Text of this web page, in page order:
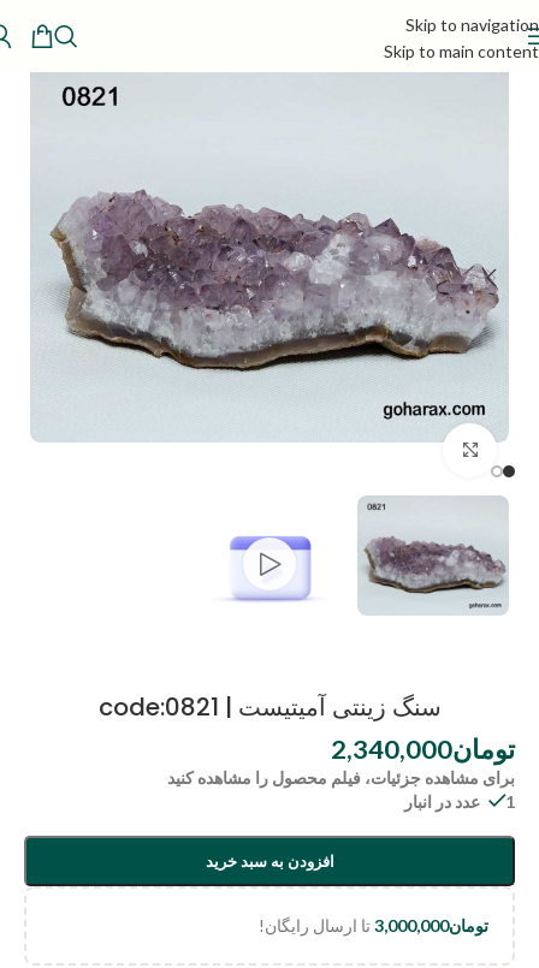
Skip to navigation
Skip to main content
سنگ زینتی آمیتیست | code:0821
تومان2,340,000
برای مشاهده جزئیات، فیلم محصول را مشاهده کنید
1 عدد در انبار
افزودن به سبد خرید
تومان3,000,000تا ارسال رایگان!